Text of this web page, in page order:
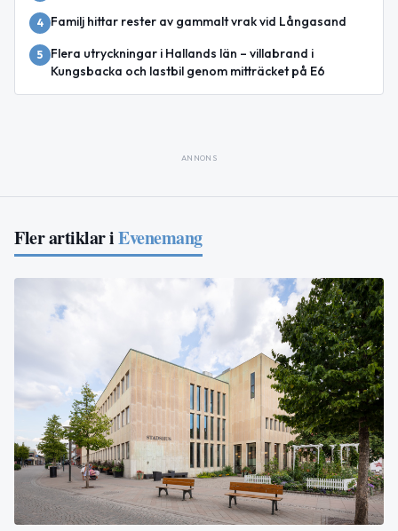
4 Familj hittar rester av gammalt vrak vid Långasand
5
Flera utryckningar i Hallands län – villabrand i
Kungsbacka och lastbil genom mitträcket på E6
ANNONS
Fler artiklar iEvenemang